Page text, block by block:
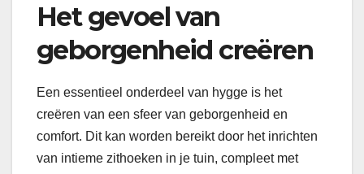
Het gevoel van
geborgenheid creëren
Een essentieel onderdeel van hygge is het
creëren van een sfeer van geborgenheid en
comfort. Dit kan worden bereikt door het inrichten
van intieme zithoeken in je tuin, compleet met